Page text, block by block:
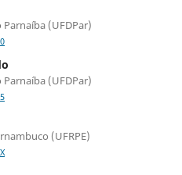
(UFDPar)
(UFDPar)
(UFRPE)